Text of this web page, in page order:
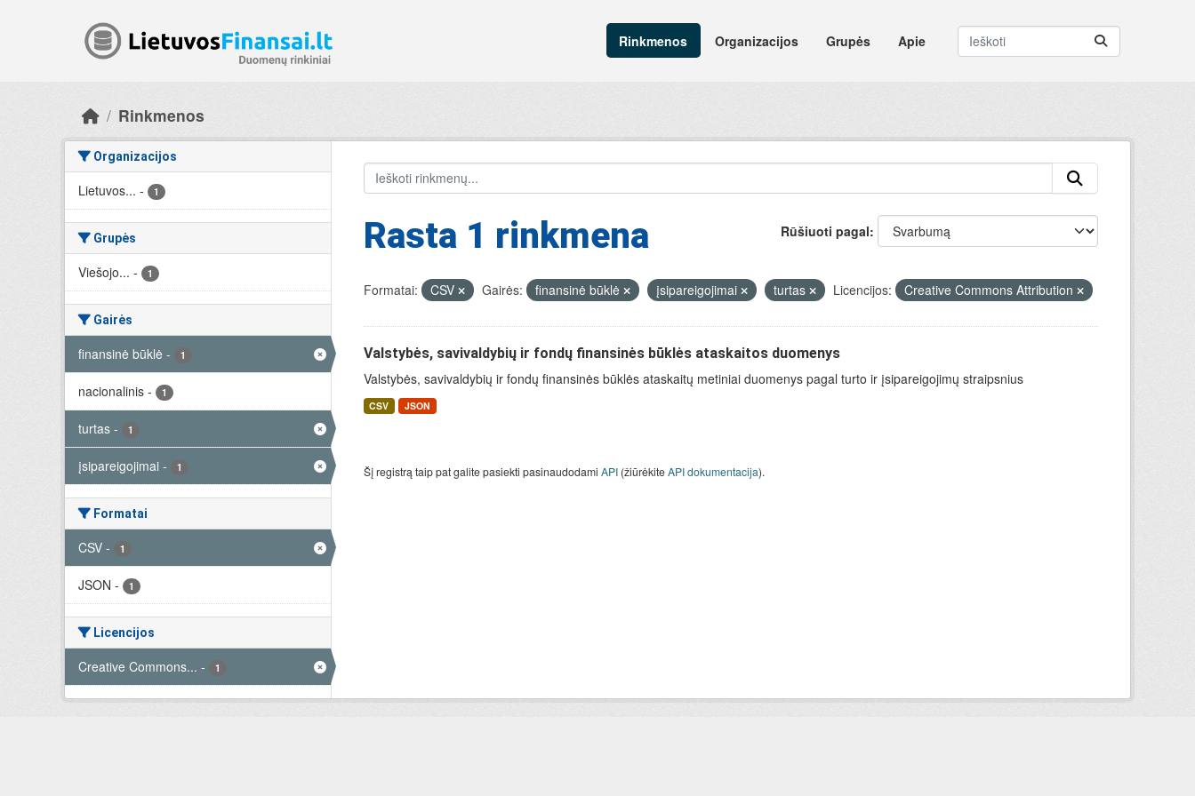
Rinkmenos
Organizacijos Grupės Apie
Rinkmenos
Organizacijos
Lietuvos... - 1
Grupės
Viešojo... - 1
Gairės
finansinė būklė - 1
nacionalinis - 1
turtas - 1
įsipareigojimai - 1
Formatai
CSV - 1
JSON - 1
Licencijos
Creative Commons... - 1
Rūšiuoti pagal
Rasta 1 rinkmena
Formatai: CSV Gairės: finansinė būklė įsipareigojimai turtas Licencijos: Creative Commons Attribution
Valstybės, savivaldybių ir fondų finansinės būklės ataskaitos duomenys
Valstybės, savivaldybių ir fondų finansinės būklės ataskaitų metiniai duomenys pagal turto ir įsipareigojimų straipsnius
CSV JSON
Šį registrą taip pat galite pasiekti pasinaudodami API(žiūrėkiteAPI dokumentacija).